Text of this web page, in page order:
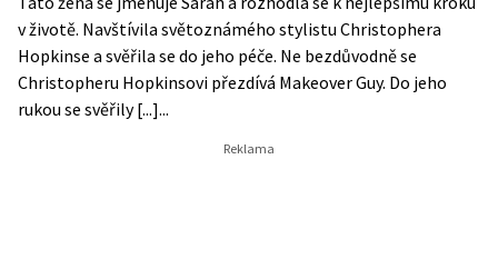
v životě. Navštívila světoznámého stylistu Christophera
Hopkinse a svěřila se do jeho péče. Ne bezdůvodně se
Christopheru Hopkinsovi přezdívá Makeover Guy. Do jeho
rukou se svěřily [...]...